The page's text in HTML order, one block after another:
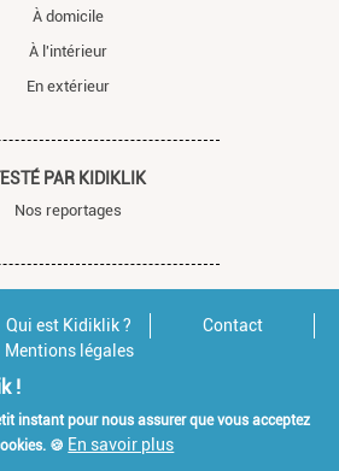
À domicile
À l'intérieur
En extérieur
PAR KIDIKLIK
Nos reportages
Qui est Kidiklik ?
Contact
Mentions légales
!
instant pour nous assurer que vous acceptez
🍪 En savoir plus